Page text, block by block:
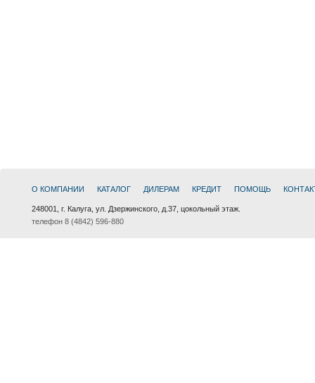
О КОМПАНИИ КАТАЛОГ ДИЛЕРАМ КРЕДИТ ПОМОЩЬ
248001, г. Калуга, ул. Дзержинского, д.37, цокольный этаж.
телефон 8 (4842) 596-880